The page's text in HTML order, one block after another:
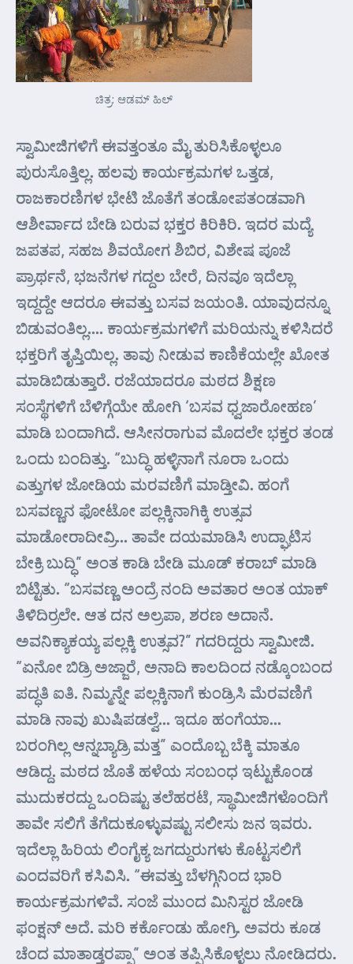
ಚಿತ್ರ: ಆಡಮ್ ಹಿಲ್
ಸ್ವಾಮೀಜಿಗಳಿಗೆ ಈವತ್ತಂತೂ ಮೈ ತುರಿಸಿಕೊಳ್ಳಲೂ
ಪುರುಸೊತ್ತಿಲ್ಲ. ಹಲವು ಕಾರ್ಯಕ್ರಮಗಳ ಒತ್ತಡ,
ರಾಜಕಾರಣಿಗಳ ಭೇಟಿ ಜೊತೆಗೆ ತಂಡೋಪತಂಡವಾಗಿ
ಆಶೀರ್ವಾದ ಬೇಡಿ ಬರುವ ಭಕ್ತರ ಕಿರಿಕಿರಿ. ಇದರ ಮದ್ಯೆ
ಜಪತಪ, ಸಹಜ ಶಿವಯೋಗ ಶಿಬಿರ, ವಿಶೇಷ ಪೂಜೆ
ಪ್ರಾರ್ಥನೆ, ಭಜನೆಗಳ ಗದ್ದಲ ಬೇರೆ, ದಿನವೂ ಇದೆಲ್ಲಾ
ಇದ್ದದ್ದೇ ಆದರೂ ಈವತ್ತು ಬಸವ ಜಯಂತಿ. ಯಾವುದನ್ನೂ
ಬಿಡುವಂತಿಲ್ಲ…. ಕಾರ್ಯಕ್ರಮಗಳಿಗೆ ಮರಿಯನ್ನು ಕಳಿಸಿದರೆ
ಭಕ್ತರಿಗೆ ತೃಪ್ತಿಯಿಲ್ಲ. ತಾವು ನೀಡುವ ಕಾಣಿಕೆಯಲ್ಲೇ ಖೋತ
ಮಾಡಿಬಿಡುತ್ತಾರೆ. ರಜೆಯಾದರೂ ಮಠದ ಶಿಕ್ಷಣ
ಸಂಸ್ಥೆಗಳಿಗೆ ಬೆಳಿಗ್ಗೆಯೇ ಹೋಗಿ ‘ಬಸವ ಧ್ವಜಾರೋಹಣ’
ಮಾಡಿ ಬಂದಾಗಿದೆ. ಆಸೀನರಾಗುವ ಮೊದಲೇ ಭಕ್ತರ ತಂಡ
ಒಂದು ಬಂದಿತ್ತು. “ಬುದ್ಧಿ ಹಳ್ಳಿನಾಗೆ ನೂರಾ ಒಂದು
ಎತ್ತುಗಳ ಜೋಡಿಯ ಮರವಣಿಗೆ ಮಾಡ್ತೀವಿ. ಹಂಗೆ
ಬಸವಣ್ಣನ ಫೋಟೋ ಪಲ್ಲಕ್ಕಿನಾಗಿಕ್ಕಿ ಉತ್ಸವ
ಮಾಡೋರಾದೀವ್ರಿ… ತಾವೇ ದಯಮಾಡಿಸಿ ಉದ್ಘಾಟಿಸ
ಬೇಕ್ರಿ ಬುದ್ಧಿ” ಅಂತ ಕಾಡಿ ಬೇಡಿ ಮೂಡ್ ಕರಾಬ್ ಮಾಡಿ
ಬಿಟ್ಟಿತು. “ಬಸವಣ್ಣ ಅಂದ್ರೆ ನಂದಿ ಅವತಾರ ಅಂತ ಯಾಕ್
ತಿಳಿದಿರ್ರಲೇ. ಆತ ದನ ಅಲ್ರಪಾ, ಶರಣ ಅದಾನೆ.
ಅವನಿಕ್ಯಾಕಯ್ಯ ಪಲ್ಲಕ್ಕಿ ಉತ್ಸವ?” ಗದರಿದ್ದರು ಸ್ವಾಮೀಜಿ.
“ಏನೋ ಬಿಡ್ರಿ ಅಜ್ಜಾರೆ, ಅನಾದಿ ಕಾಲದಿಂದ ನಡ್ಕೊಂಬಂದ
ಪದ್ಧತಿ ಐತಿ. ನಿಮ್ಮನ್ನೇ ಪಲ್ಲಕ್ಕಿನಾಗೆ ಕುಂಡ್ರಿಸಿ ಮೆರವಣಿಗೆ
ಮಾಡಿ ನಾವು ಖುಷಿಪಡಲ್ವೆ… ಇದೂ ಹಂಗೆಯಾ…
ಬರಂಗಿಲ್ಲ ಆನ್ನಬ್ಯಾಡ್ರಿ ಮತ್ತ” ಎಂದೊಬ್ಬ ಬೆಕ್ಕಿ ಮಾತೂ
ಆಡಿದ್ದ. ಮಠದ ಜೊತೆ ಹಳೆಯ ಸಂಬಂಧ ಇಟ್ಟುಕೊಂಡ
ಮುದುಕರದ್ದು ಒಂದಿಷ್ಟು ತಲೆಹರಟೆ, ಸ್ಥಾಮೀಜಿಗಳೊಂದಿಗೆ
ತಾವೇ ಸಲಿಗೆ ತೆಗೆದುಕೂಳ್ಳುವಷ್ಟು ಸಲೀಸು ಜನ ಇವರು.
ಇದೆಲ್ಲಾ ಹಿರಿಯ ಲಿಂಗೈಕ್ಯ ಜಗದ್ದುರುಗಳು ಕೊಟ್ಟಸಲಿಗೆ
ಎಂದವರಿಗೆ ಕಸಿವಿಸಿ. “ಈವತ್ತು ಬೆಳಗ್ಗಿನಿಂದ ಭಾರಿ
ಕಾರ್ಯಕ್ರಮಗಳಿವೆ. ಸಂಜೆ ಮುಂದ ಮಿನಿಸ್ಟರ ಜೋಡಿ
ಫಂಕ್ಷನ್ ಅದೆ. ಮರಿ ಕರ್ಕೊಂಡು ಹೋಗ್ರಿ. ಅವರು ಕೂಡ
ಚೆಂದ ಮಾತಾಡ್ತರಪ್ಪಾ” ಅಂತ ತಪ್ಪಿಸಿಕೊಳ್ಳಲು ನೋಡಿದರು.